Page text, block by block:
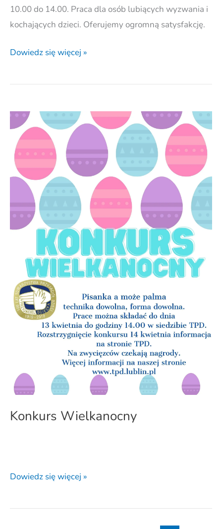
10.00 do 14.00. Praca dla osób lubiących wyzwania i
kochających dzieci. Oferujemy ogromną satysfakcję.
Dowiedz się więcej »
Konkurs Wielkanocny
Konkurs
Wielkanocny
Dowiedz się więcej »